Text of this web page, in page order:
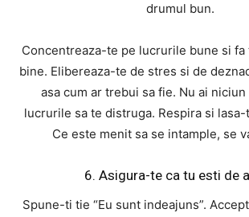
drumul bun.
Concentreaza-te pe lucrurile bune si fa
bine. Elibereaza-te de stres si de
asa cum ar trebui sa fie. Nu ai
lucrurile sa te distruga. Respira si
Ce este menit sa se intample, se
6. Asigura-te ca tu esti de
Spune-ti tie “Eu sunt indeajuns”.